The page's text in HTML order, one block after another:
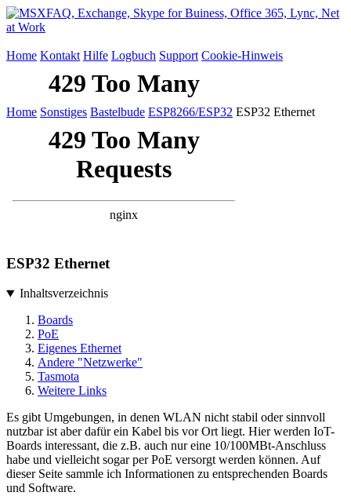
Home Kontakt Hilfe Logbuch Support Cookie-Hinweis
Home Sonstiges Bastelbude ESP8266/ESP32 ESP32 Ethernet
ESP32 Ethernet
Inhaltsverzeichnis
Boards
PoE
Eigenes Ethernet
Andere "Netzwerke"
Tasmota
Weitere Links
Es gibt Umgebungen, in denen WLAN nicht stabil oder sinnvoll
nutzbar ist aber dafür ein Kabel bis vor Ort liegt. Hier werden IoT-
Boards interessant, die z.B. auch nur eine 10/100MBt-Anschluss
habe und vielleicht sogar per PoE versorgt werden können. Auf
dieser Seite sammle ich Informationen zu entsprechenden Boards
und Software.